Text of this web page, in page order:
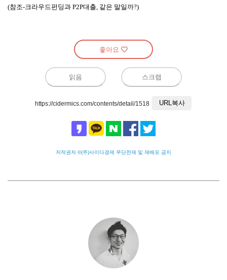
(참조-크라우드펀딩과 P2P대출, 같은 말일까?)
좋아요
읽음 스크랩
https://cidermics.com/contents/detail/1518 URL복사
저작권자 ©(주)사이다경제 무단전재 및 재배포 금지